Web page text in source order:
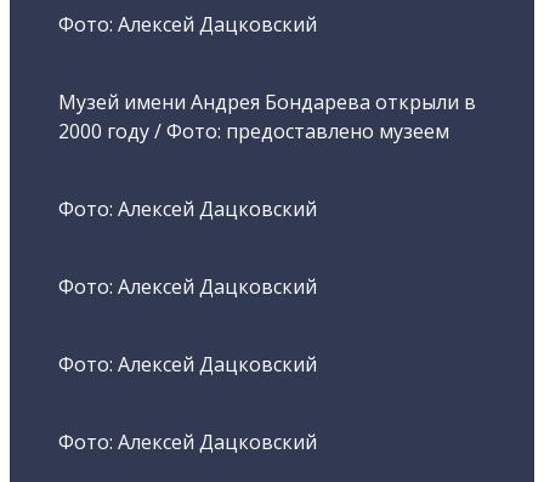
Фото: Алексей Дацковский
Музей имени Андрея Бондарева открыли в
2000 году / Фото: предоставлено музеем
Фото: Алексей Дацковский
Фото: Алексей Дацковский
Фото: Алексей Дацковский
Фото: Алексей Дацковский